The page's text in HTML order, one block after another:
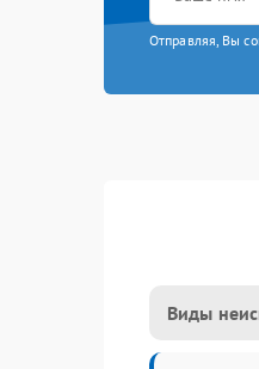
Отправляя, Вы
Виды